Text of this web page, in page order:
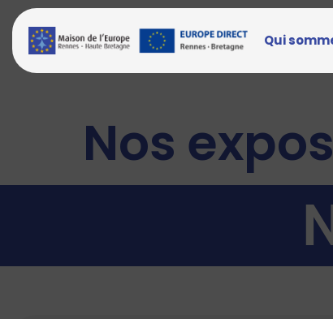
Qui
Nos